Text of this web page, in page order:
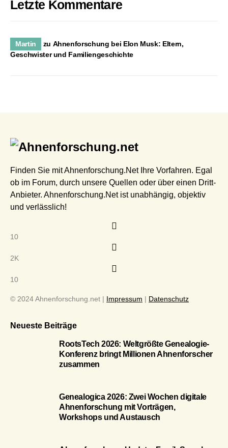
Letzte Kommentare
Martin zu Ahnenforschung bei Elon Musk: Eltern,
Geschwister und Familiengeschichte
Finden Sie mit Ahnenforschung.Net Ihre Vorfahren. Egal
ob im Forum, durch unsere Quellen oder über einen Dritt-
Anbieter. Ahnenforschung.Net ist unabhängig, objektiv
und verlässlich!
10
2K
10
© 2024 Ahnenforschung.net | Impressum | Datenschutz
Neueste Beiträge
RootsTech 2026: Weltgrößte Genealogie-
Konferenz bringt Millionen Ahnenforscher
zusammen
Genealogica 2026: Zwei Wochen digitale
Ahnenforschung mit Vorträgen,
Workshops und Austausch